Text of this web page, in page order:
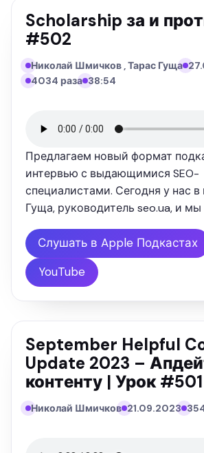
Scholarship за и
#502
Николай Шмичков , Тарас Гуща
4034 раза 38:54
Предлагаем новый формат
интервью с выдающимися SEO-
специалистами. Сегодня у нас в
Гуща, руководитель seo.ua, и
Николай Шмичков с Тарасом
подкасте обсудят особенности
Слушать в Apple Подкастах
YouTube
September Helpful
Update 2023 –
контенту | Урок #501
Николай Шмичков 21.09.2023